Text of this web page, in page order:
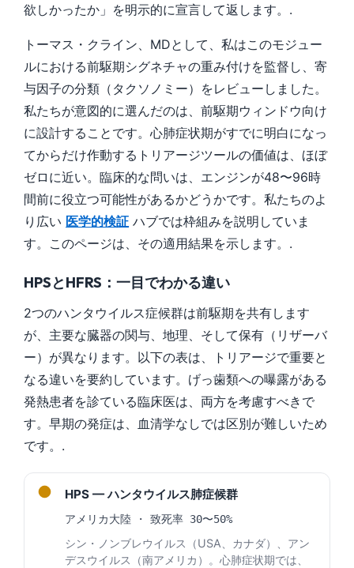
欲しかったか」を明示的に宣言して返します。.
トーマス・クライン、MDとして、私はこのモジュー
ルにおける前駆期シグネチャの重み付けを監督し、寄
与因子の分類（タクソノミー）をレビューしました。
私たちが意図的に選んだのは、前駆期ウィンドウ向け
に設計することです。心肺症状期がすでに明白になっ
てからだけ作動するトリアージツールの価値は、ほぼ
ゼロに近い。臨床的な問いは、エンジンが48〜96時
間前に役立つ可能性があるかどうかです。私たちのよ
り広い 医学的検証 ハブでは枠組みを説明していま
す。このページは、その適用結果を示します。.
HPSとHFRS：一目でわかる違い
2つのハンタウイルス症候群は前駆期を共有します
が、主要な臓器の関与、地理、そして保有（リザーバ
ー）が異なります。以下の表は、トリアージで重要と
なる違いを要約しています。げっ歯類への曝露がある
発熱患者を診ている臨床医は、両方を考慮すべきで
す。早期の発症は、血清学なしでは区別が難しいため
です。.
● HPS — ハンタウイルス肺症候群
アメリカ大陸 · 致死率 30〜50%
シン・ノンブレウイルス（USA、カナダ）、アン
デスウイルス（南アメリカ）。心肺症状期では、